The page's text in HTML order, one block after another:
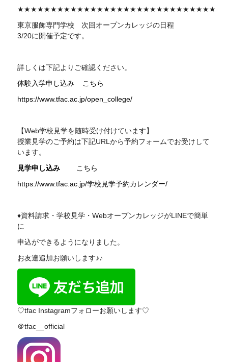
★★★★★★★★★★★★★★★★★★★★★★★★★★★★★★
東京服飾専門学校 次回 オープンカレッジの日程
3/20に開催予定です。
詳しくは下記よりご確認ください。
体験入学申し込み
こちら
https://www.tfac.ac.jp/open_college/
【Web学校見学を随時受け付けています】
授業見学のご予約は下記URL から予約フォームでお受けして
います。
見学申し込み
こちら
https://www.tfac.ac.jp/学校見学予約カレンダー/
♦資料請求・学校見学・WebオープンカレッジがLINEで簡単
に
申込ができるようになりました。
お友達追加お願いします♪♪
♡tfac Instagramフォローお願いします♡
＠tfac__official